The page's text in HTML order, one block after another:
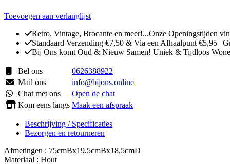
Toevoegen aan verlanglijst
Retro, Vintage, Brocante en meer!...Onze Openingstijden
Standaard Verzending €7,50 & Via een Afhaalpunt €5,95 |
Bij Ons komt Oud & Nieuw Samen! Uniek & Tijdloos
Bel ons
0626388922
Mail ons
info@bijons.online
Chat met ons
Open de chat
Kom eens langs Maak een afspraak
Beschrijving / Specificaties
Bezorgen en retourneren
Afmetingen : 75cmBx19,5cmBx18,5cmD
Materiaal : Hout